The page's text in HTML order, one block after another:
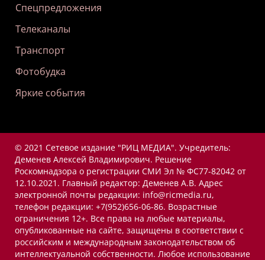
Спецпредложения
Телеканалы
Транспорт
Фотобудка
Яркие события
© 2021 Сетевое издание "РИЦ МЕДИА". Учредитель:
Деменев Алексей Владимирович. Решение
Роскомнадзора о регистрации СМИ Эл № ФС77-82042 от
12.10.2021. Главный редактор: Деменев А.В. Адрес
электронной почты редакции: info@ricmedia.ru,
телефон редакции: +7(952)656-06-86. Возрастные
ограничения 12+. Все права на любые материалы,
опубликованные на сайте, защищены в соответствии с
российским и международным законодательством об
интеллектуальной собственности. Любое использование